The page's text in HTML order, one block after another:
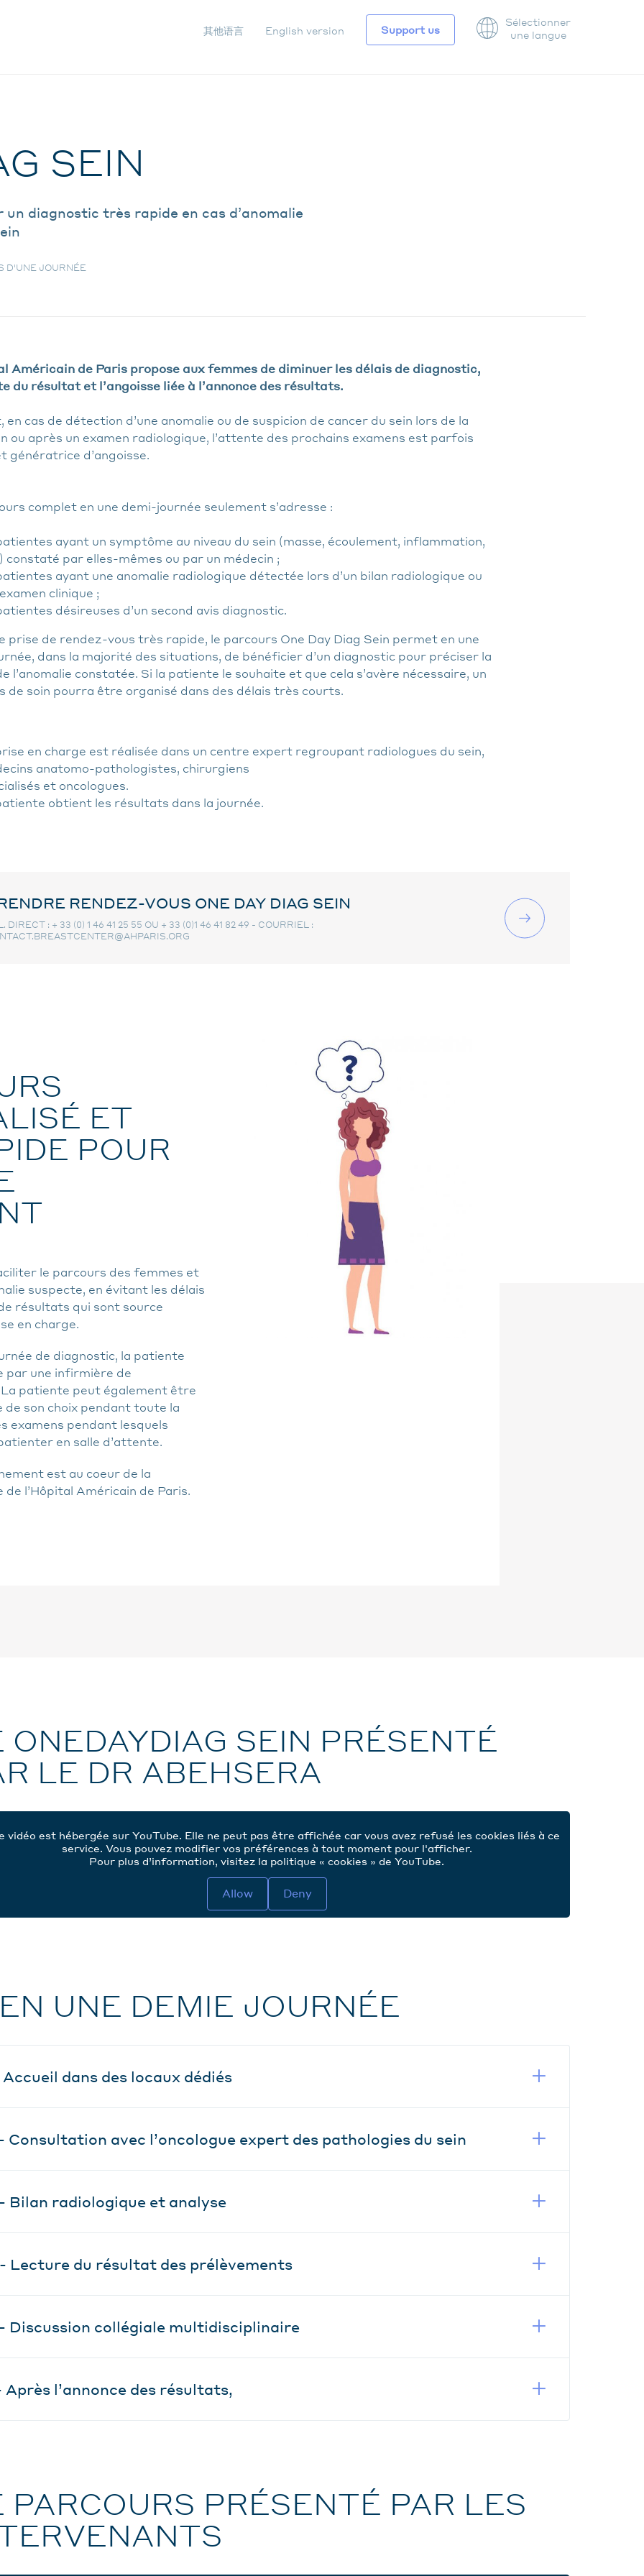
其他语言 English version Support us
Sélectionner
une langue
SEIN
diagnostic très rapide en cas d’anomalie
D'UNE JOURNÉE
Américain de Paris propose aux femmes de diminuer les délais de diagnostic,
du résultat et l’angoisse liée à l’annonce des résultats.
en cas de détection d’une anomalie ou de suspicion de cancer du sein lors de la
ou après un examen radiologique, l’attente des prochains examens est parfois
génératrice d’angoisse.
complet en une demi-journée seulement s’adresse :
patientes ayant un symptôme au niveau du sein (masse, écoulement, inflammation,
constaté par elles-mêmes ou par un médecin ;
patientes ayant une anomalie radiologique détectée lors d’un bilan radiologique ou
clinique ;
désireuses d’un second avis diagnostic.
prise de rendez-vous très rapide, le parcours One Day Diag Sein permet en une
dans la majorité des situations, de bénéficier d’un diagnostic pour préciser la
l’anomalie constatée. Si la patiente le souhaite et que cela s’avère nécessaire, un
de soin pourra être organisé dans des délais très courts.
en charge est réalisée dans un centre expert regroupant radiologues du sein,
anatomo-pathologistes, chirurgiens
et oncologues.
obtient les résultats dans la journée.
RENDEZ-VOUS ONE DAY DIAG SEIN
DIRECT : + 33 (0) 1 46 41 25 55 OU + 33 (0)1 46 41 82 49 - COURRIEL :
ET
POUR
le parcours des femmes et
suspecte, en évitant les délais
résultats qui sont source
en charge.
de diagnostic, la patiente
par une infirmière de
patiente peut également être
son choix pendant toute la
examens pendant lesquels
en salle d’attente.
est au coeur de la
l’Hôpital Américain de Paris.
ONEDAYDIAG SEIN PRÉSENTÉ
LE DR ABEHSERA
vidéo est hébergée sur YouTube. Elle ne peut pas être affichée car vous avez refusé les cookies liés à ce
service. Vous pouvez modifier vos préférences à tout moment pour l'afficher.
Pour plus d’information, visitez la politique « cookies » de YouTube.
Allow Deny
UNE DEMIE JOURNÉE
Accueil dans des locaux dédiés
Consultation avec l’oncologue expert des pathologies du sein
Bilan radiologique et analyse
Lecture du résultat des prélèvements
Discussion collégiale multidisciplinaire
Après l’annonce des résultats,
PARCOURS PRÉSENTÉ PAR LES